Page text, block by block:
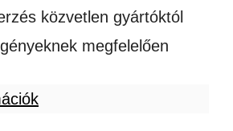
közvetlen gyártóktól
megfelelően